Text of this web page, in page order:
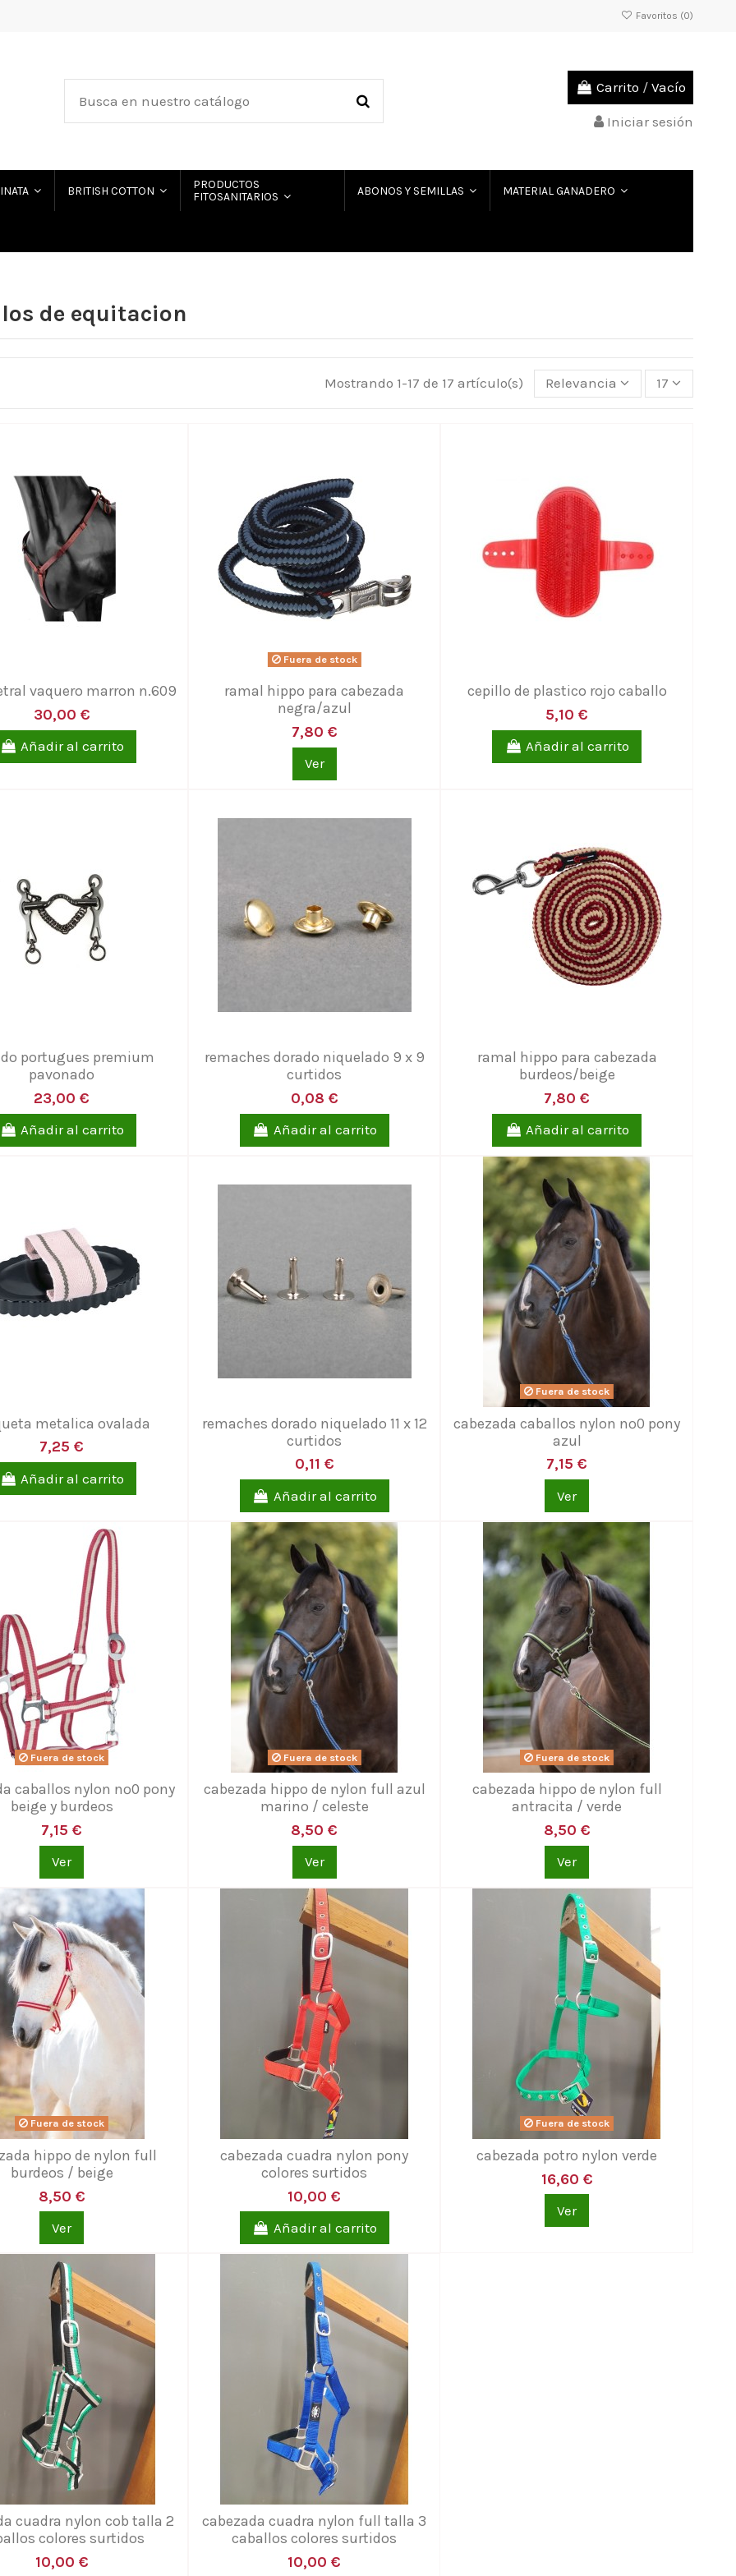
Favoritos (0)
Carrito / Vacío
Iniciar sesión
BRITISH COTTON
PRODUCTOS
FITOSANITARIOS
ABONOS Y SEMILLAS MATERIAL GANADERO
de equitacion
Mostrando 1-17 de 17 artículo(s) Relevancia 17
vaquero marron n.609
30,00 €
Añadir al carrito
Fuera de stock
ramal hippo para cabezada
negra/azul
7,80 €
Ver
cepillo de plastico rojo caballo
5,10 €
Añadir al carrito
portugues premium
pavonado
23,00 €
Añadir al carrito
remaches dorado niquelado 9 x 9
curtidos
0,08 €
Añadir al carrito
ramal hippo para cabezada
burdeos/beige
7,80 €
Añadir al carrito
metalica ovalada
7,25 €
Añadir al carrito
remaches dorado niquelado 11 x 12
curtidos
0,11 €
Añadir al carrito
Fuera de stock
cabezada caballos nylon nº0 pony
azul
7,15 €
Ver
Fuera de stock
caballos nylon nº0 pony
beige y burdeos
7,15 €
Ver
Fuera de stock
cabezada hippo de nylon full azul
marino / celeste
8,50 €
Ver
Fuera de stock
cabezada hippo de nylon full
antracita / verde
8,50 €
Ver
Fuera de stock
hippo de nylon full
burdeos / beige
8,50 €
Ver
cabezada cuadra nylon pony
colores surtidos
10,00 €
Añadir al carrito
Fuera de stock
cabezada potro nylon verde
16,60 €
Ver
cuadra nylon cob talla 2
colores surtidos
10,00 €
cabezada cuadra nylon full talla 3
caballos colores surtidos
10,00 €